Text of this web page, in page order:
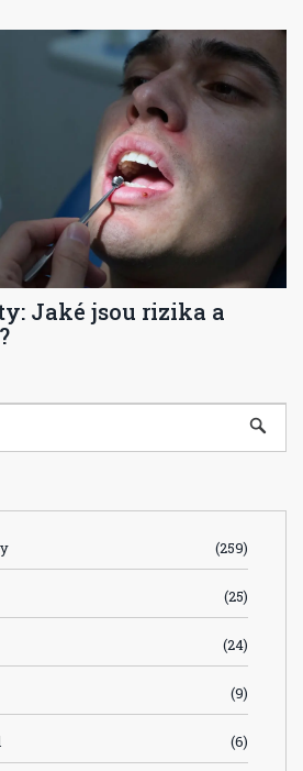
Jaké jsou rizika a
(259)
(25)
(24)
(9)
(6)